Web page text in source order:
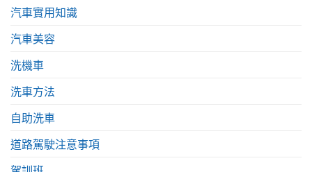
汽車實用知識
汽車美容
洗機車
洗車方法
自助洗車
道路駕駛注意事項